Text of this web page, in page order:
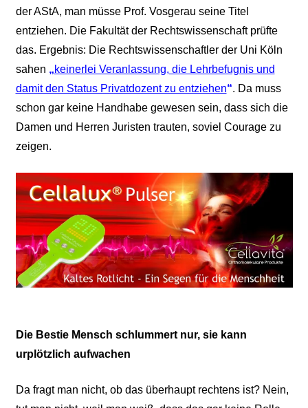
der AStA, man müsse Prof. Vosgerau seine Titel
entziehen. Die Fakultät der Rechtswissenschaft prüfte
das. Ergebnis: Die Rechtswissenschaftler der Uni Köln
sahen „keinerlei Veranlassung, die Lehrbefugnis und
damit den Status Privatdozent zu entziehen“. Da muss
schon gar keine Handhabe gewesen sein, dass sich die
Damen und Herren Juristen trauten, soviel Courage zu
zeigen.
Die Bestie Mensch schlummert nur, sie kann
urplötzlich aufwachen
Da fragt man nicht, ob das überhaupt rechtens ist? Nein,